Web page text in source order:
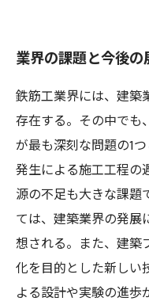
業界の課題と今後の
鉄筋工業界には、建築
存在する。その中でも
が最も深刻な問題の1
発生による施工工程の
源の不足も大きな課題
ては、建築業界の発展
想される。また、建築
化を目的とした新しい
よる設計や実験の進